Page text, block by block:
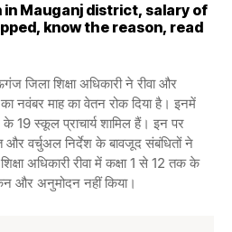
in Mauganj district, salary of
know the reason, read
शिक्षा अधिकारी ने रीवा और
नवंबर माह का वेतन रोक दिया है। इनमें
स्कूल प्राचार्य शामिल हैं। इन पर
और वर्चुअल निर्देश के बावजूद संबंधितों ने
अधिकारी रीवा में कक्षा 1 से 12 तक के
और अनुमोदन नहीं किया।